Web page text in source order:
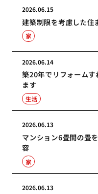
建築制限を考慮した住
2026.06.15
家
築20年でリフォーム
ます
2026.06.14
生活
マンション6畳間の畳
容
2026.06.13
家
2026.06.13